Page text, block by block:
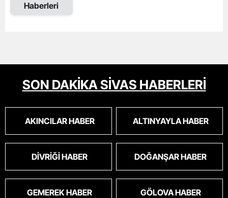
Haberleri
SON DAKİKA SİVAS HABERLERİ
AKINCILAR HABER ALTINYAYLA HABER
DIVRIĞI HABER DOĞANŞAR HABER
GEMEREK HABER GÖLOVA HABER